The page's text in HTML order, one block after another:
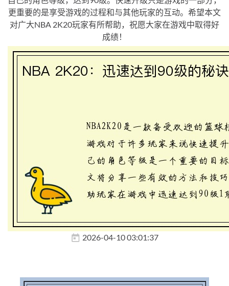
更重要的是享受游戏的过程和与其他玩家的互动。希望本文
对广大NBA 2K20玩家有所帮助，祝愿大家在游戏中取得好
成绩！
2026-04-10 03:01:37